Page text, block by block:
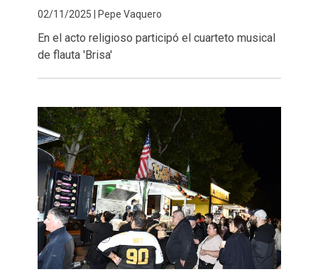
02/11/2025 | Pepe Vaquero
En el acto religioso participó el cuarteto musical
de flauta 'Brisa'